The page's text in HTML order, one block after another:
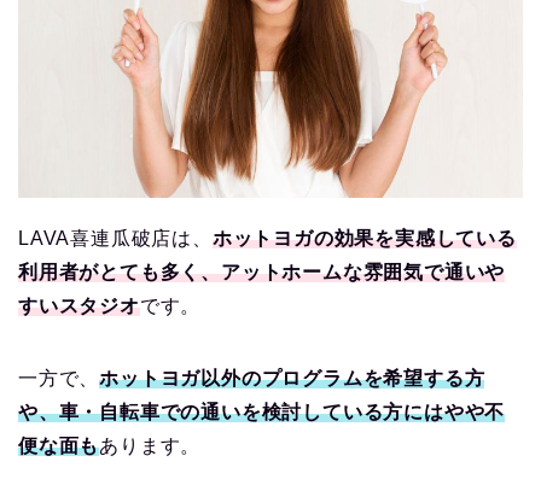
LAVA喜連瓜破店は、 ホットヨガの効果を実感している
利用者がとても多く、アットホームな雰囲気で通いや
すいスタジオです。
一方で、ホットヨガ以外のプログラムを希望する方
や、車・自転車での通いを検討している方にはやや不
便な面もあります。